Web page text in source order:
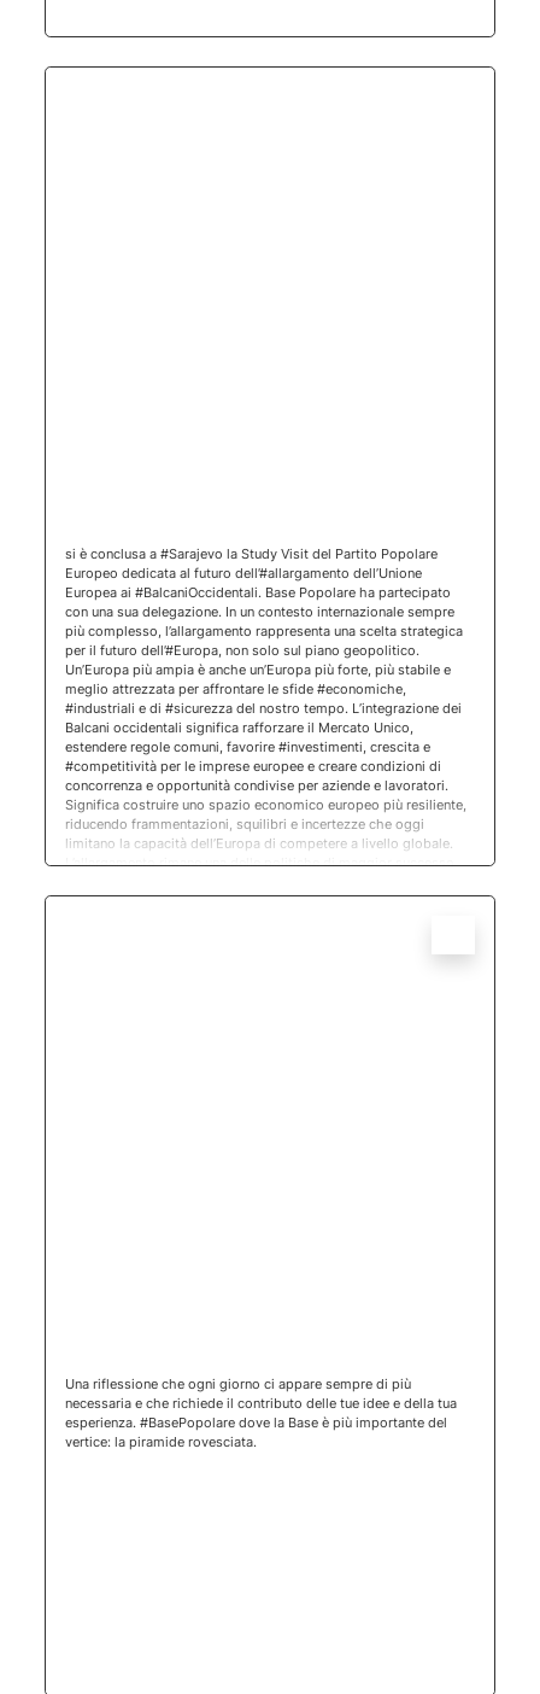
si è conclusa a #Sarajevo la Study Visit del Partito Popolare
Europeo dedicata al futuro dell’#allargamento dell’Unione
Europea ai #BalcaniOccidentali. Base Popolare ha partecipato
con una sua delegazione. In un contesto internazionale sempre
più complesso, l’allargamento rappresenta una scelta strategica
per il futuro dell’#Europa, non solo sul piano geopolitico.
Un’Europa più ampia è anche un’Europa più forte, più stabile e
meglio attrezzata per affrontare le sfide #economiche,
#industriali e di #sicurezza del nostro tempo. L’integrazione dei
Balcani occidentali significa rafforzare il Mercato Unico,
estendere regole comuni, favorire #investimenti, crescita e
#competitività per le imprese europee e creare condizioni di
concorrenza e opportunità condivise per aziende e lavoratori.
Significa costruire uno spazio economico europeo più resiliente,
riducendo frammentazioni, squilibri e incertezze che oggi
limitano la capacità dell’Europa di competere a livello globale.
L’allargamento rimane una delle politiche di maggior successo
prosperità e continua a essere uno strumento fondamentale per
occidentali è in Europa. E il futuro dell’Europa dipende anche
Una riflessione che ogni giorno ci appare sempre di più
necessaria e che richiede il contributo delle tue idee e della tua
esperienza. #BasePopolare dove la Base è più importante del
vertice: la piramide rovesciata.